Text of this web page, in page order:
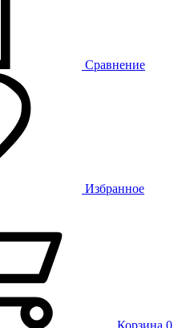
Сравнение
Избранное
Корзина 0